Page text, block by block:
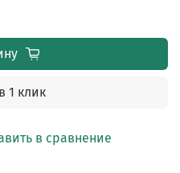
в сравнение
1 клик